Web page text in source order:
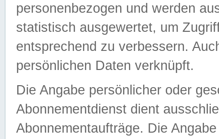
personenbezogen und werden
statistisch ausgewertet, um
entsprechend zu verbessern.
persönlichen Daten verknüpft.
Die Angabe persönlicher oder
Abonnementdienst dient
Abonnementaufträge. Die